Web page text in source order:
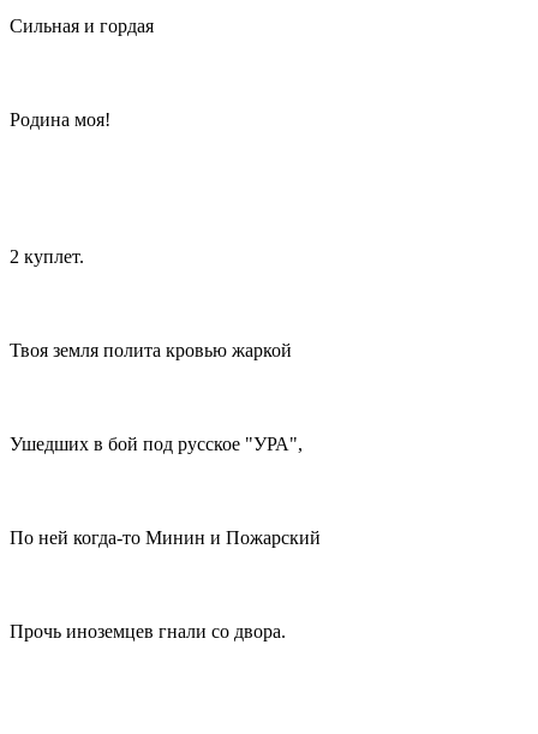
Сильная и гордая
Родина моя!
2 куплет.
Твоя земля полита кровью жаркой
Ушедших в бой под русское "УРА",
По ней когда-то Минин и Пожарский
Прочь иноземцев гнали со двора.